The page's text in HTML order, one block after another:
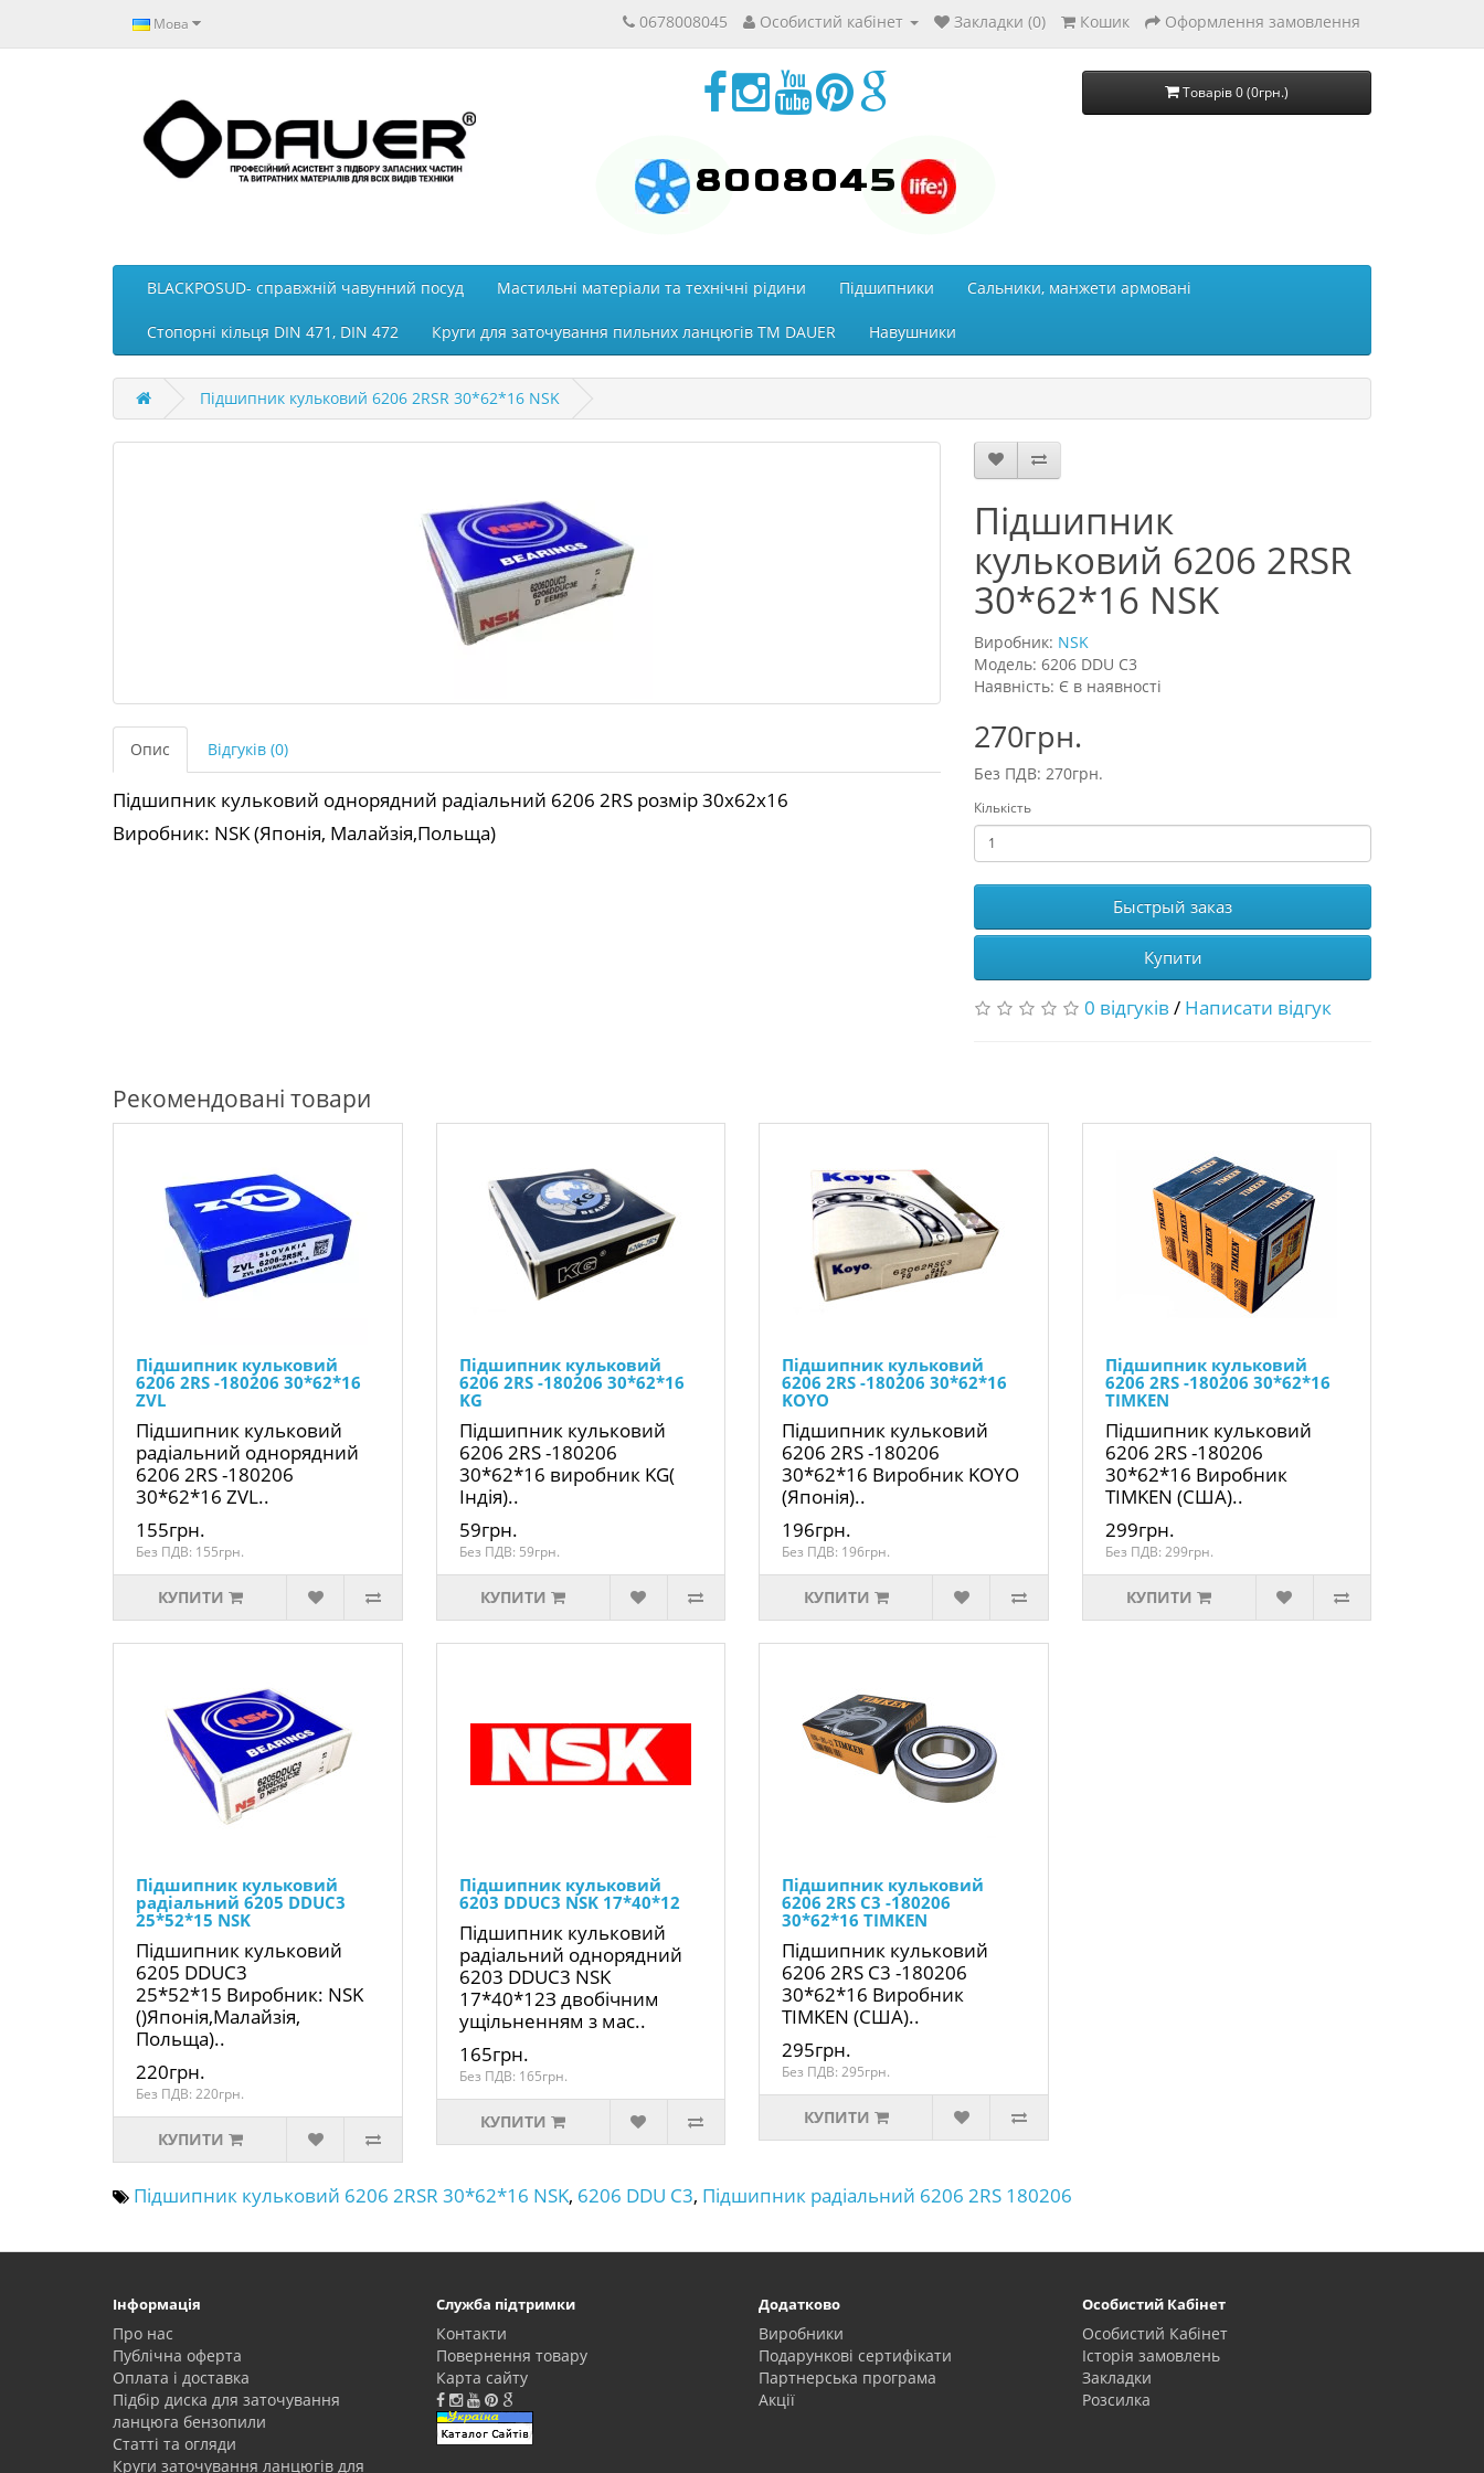
Мова 0678008045 Особистий кабінет Закладки (0) Кошик Оформлення замовлення
8008045
Товарів 0 (0грн.)
BLACKPOSUD- справжній чавунний посуд Мастильні матеріали та технічні рідини Підшипники Сальники, манжети армовані
Стопорні кільця DIN 471, DIN 472 Круги для заточування пильних ланцюгів ТМ DAUER Навушники
Підшипник кульковий 6206 2RSR 30*62*16 NSK
Опис Відгуків (0)
Підшипник кульковий однорядний радіальний 6206 2RS розмір 30x62x16
Виробник: NSK (Японія, Малайзія,Польща)
Підшипник
кульковий 6206 2RSR
30*62*16 NSK
Виробник: NSK
Модель: 6206 DDU C3
Наявність: Є в наявності
270грн.
Без ПДВ: 270грн.
Кількість
Быстрый заказ
Купити
0 відгуків / Написати відгук
Рекомендовані товари
Підшипник кульковий
6206 2RS -180206 30*62*16
ZVL
Підшипник кульковий
радіальний однорядний
6206 2RS -180206
30*62*16 ZVL..
155грн.
Без ПДВ: 155грн.
КУПИТИ
Підшипник кульковий
6206 2RS -180206 30*62*16
KG
Підшипник кульковий
6206 2RS -180206
30*62*16 виробник KG(
Індія)..
59грн.
Без ПДВ: 59грн.
КУПИТИ
Підшипник кульковий
6206 2RS -180206 30*62*16
KOYO
Підшипник кульковий
6206 2RS -180206
30*62*16 Виробник KOYO
(Японія)..
196грн.
Без ПДВ: 196грн.
КУПИТИ
Підшипник кульковий
6206 2RS -180206 30*62*16
TIMKEN
Підшипник кульковий
6206 2RS -180206
30*62*16 Виробник
TIMKEN (США)..
299грн.
Без ПДВ: 299грн.
КУПИТИ
Підшипник кульковий
радіальний 6205 DDUC3
25*52*15 NSK
Підшипник кульковий
6205 DDUC3
25*52*15 Виробник: NSK
()Японія,Малайзія,
Польща)..
220грн.
Без ПДВ: 220грн.
КУПИТИ
Підшипник кульковий
6203 DDUC3 NSK 17*40*12
Підшипник кульковий
радіальний однорядний
6203 DDUC3 NSK
17*40*12З двобічним
ущільненням з мас..
165грн.
Без ПДВ: 165грн.
КУПИТИ
Підшипник кульковий
6206 2RS C3 -180206
30*62*16 TIMKEN
Підшипник кульковий
6206 2RS C3 -180206
30*62*16 Виробник
TIMKEN (США)..
295грн.
Без ПДВ: 295грн.
КУПИТИ
Підшипник кульковий 6206 2RSR 30*62*16 NSK, 6206 DDU C3, Підшипник радіальний 6206 2RS 180206
Інформація
Про нас
Публічна оферта
Оплата і доставка
Підбір диска для заточування
ланцюга бензопили
Статті та огляди
Круги заточування ланцюгів для
Служба підтримки
Контакти
Повернення товару
Карта сайту
Додатково
Виробники
Подарункові сертифікати
Партнерська програма
Акції
Особистий Кабінет
Особистий Кабінет
Історія замовлень
Закладки
Розсилка